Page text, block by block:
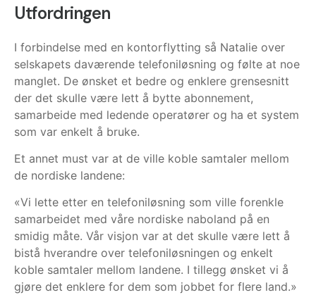
Utfordringen
I forbindelse med en kontorflytting så Natalie over
selskapets daværende telefoniløsning og følte at noe
manglet. De ønsket et bedre og enklere grensesnitt
der det skulle være lett å bytte abonnement,
samarbeide med ledende operatører og ha et system
som var enkelt å bruke.
Et annet must var at de ville koble samtaler mellom
de nordiske landene:
«Vi lette etter en telefoniløsning som ville forenkle
samarbeidet med våre nordiske naboland på en
smidig måte. Vår visjon var at det skulle være lett å
bistå hverandre over telefoniløsningen og enkelt
koble samtaler mellom landene. I tillegg ønsket vi å
gjøre det enklere for dem som jobbet for flere land.»